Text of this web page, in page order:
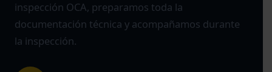
inspección OCA, preparamos toda la
documentación técnica y acompañamos durante
la inspección.